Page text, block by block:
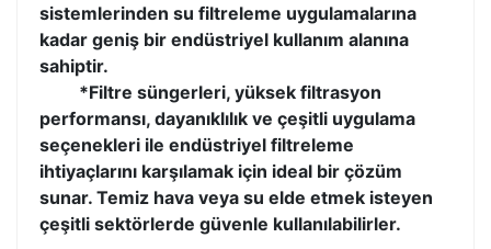
sistemlerinden su filtreleme uygulamalarına
kadar geniş bir endüstriyel kullanım alanına
sahiptir.
*Filtre süngerleri, yüksek filtrasyon
performansı, dayanıklılık ve çeşitli uygulama
seçenekleri ile endüstriyel filtreleme
ihtiyaçlarını karşılamak için ideal bir çözüm
sunar. Temiz hava veya su elde etmek isteyen
çeşitli sektörlerde güvenle kullanılabilirler.